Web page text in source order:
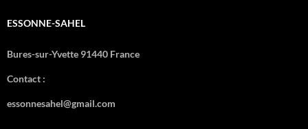
ESSONNE-SAHEL
Bures-sur-Yvette 91440 France
Contact :
essonnesahel@gmail.com